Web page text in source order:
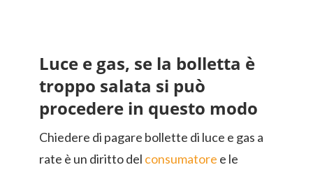
Luce e gas, se la bolletta è
troppo salata si può
procedere in questo modo
Chiedere di pagare bollette di luce e gas a
rate è un diritto del consumatore e le